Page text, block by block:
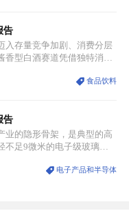
告
入存量竞争加剧、消费分层
型白酒赛道凭借独特消费
二的核心产区壁垒、刚性产
食品饮料
告
业的隐形骨架，是典型的高
足9微米的电子级玻璃纤
的核心基材。电子布具备高
电子产品和半导体